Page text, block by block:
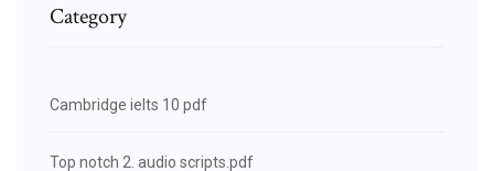
Category
Cambridge ielts 10 pdf
Top notch 2. audio scripts.pdf